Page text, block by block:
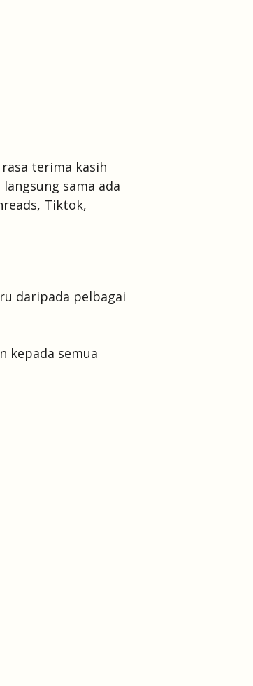
terima kasih
sama ada
Tiktok,
daripada pelbagai
kepada semua